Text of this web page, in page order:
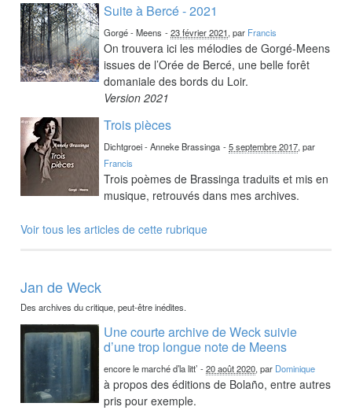
Suite à Bercé - 2021
Gorgé - Meens -23 février 2021, par Francis
On trouvera ici les mélodies de Gorgé-Meens
issues de l’Orée de Bercé, une belle forêt
domaniale des bords du Loir.
Version 2021
Trois pièces
Dichtgroei - Anneke Brassinga -5 septembre 2017, par
Francis
Trois poèmes de Brassinga traduits et mis en
musique, retrouvés dans mes archives.
Voir tous les articles de cette rubrique
Jan de Weck
Des archives du critique, peut-être inédites.
Une courte archive de Weck suivie
d’une trop longue note de Meens
encore le marché d’la litt’ -20 août 2020, par Dominique
à propos des éditions de Bolaño, entre autres
pris pour exemple.